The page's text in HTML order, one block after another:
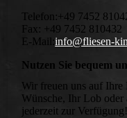
Telefon:+49 7452
Fax: +49 7452 810432
E-Mail:info@fliesen-
Nutzen Sie bequem
Wir freuen uns auf
Wünsche, Ihr Lob oder
jederzeit zur Verfügung!